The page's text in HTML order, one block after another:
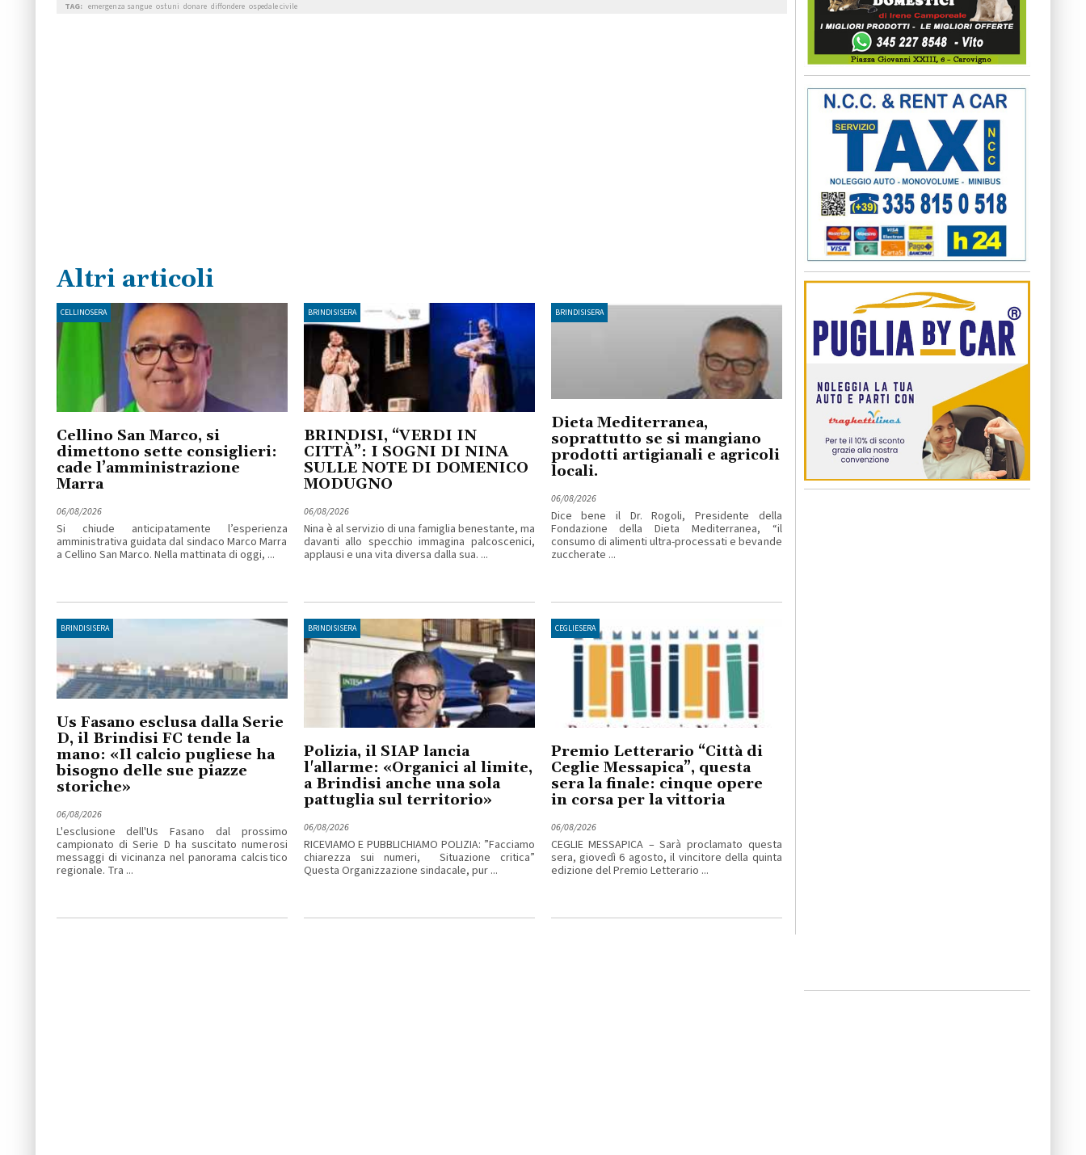
TAG: emergenza sangue ostuni donare diffondere ospedale civile
Altri articoli
CELLINOSERA
Cellino San Marco, si
dimettono sette consiglieri:
cade l’amministrazione
Marra
06/08/2026
Si chiude anticipatamente l’esperienza
amministrativa guidata dal sindaco Marco Marra
a Cellino San Marco. Nella mattinata di oggi, ...
BRINDISISERA
BRINDISI, “VERDI IN
CITTÀ”: I SOGNI DI NINA
SULLE NOTE DI DOMENICO
MODUGNO
06/08/2026
Nina è al servizio di una famiglia benestante, ma
davanti allo specchio immagina palcoscenici,
applausi e una vita diversa dalla sua. ...
BRINDISISERA
Dieta Mediterranea,
soprattutto se si mangiano
prodotti artigianali e agricoli
locali.
06/08/2026
Dice bene il Dr. Rogoli, Presidente della
Fondazione della Dieta Mediterranea, “il
consumo di alimenti ultra-processati e bevande
zuccherate ...
BRINDISISERA
Us Fasano esclusa dalla Serie
D, il Brindisi FC tende la
mano: «Il calcio pugliese ha
bisogno delle sue piazze
storiche»
06/08/2026
L'esclusione dell'Us Fasano dal prossimo
campionato di Serie D ha suscitato numerosi
messaggi di vicinanza nel panorama calcistico
regionale. Tra ...
BRINDISISERA
Polizia, il SIAP lancia
l'allarme: «Organici al limite,
a Brindisi anche una sola
pattuglia sul territorio»
06/08/2026
RICEVIAMO E PUBBLICHIAMO POLIZIA: ”Facciamo
chiarezza sui numeri, Situazione critica”
Questa Organizzazione sindacale, pur ...
CEGLIESERA
Premio Letterario “Città di
Ceglie Messapica”, questa
sera la finale: cinque opere
in corsa per la vittoria
06/08/2026
CEGLIE MESSAPICA – Sarà proclamato questa
sera, giovedì 6 agosto, il vincitore della quinta
edizione del Premio Letterario ...